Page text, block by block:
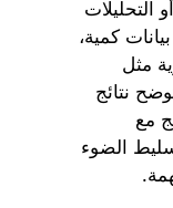
التحليلات
كمية،
مثل
نتائج
مع
الضوء